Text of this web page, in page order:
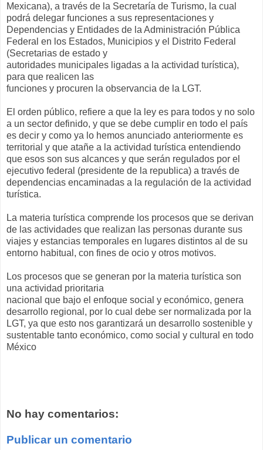
Mexicana), a través de la Secretaría de Turismo, la cual
podrá delegar funciones a sus representaciones y
Dependencias y Entidades de la Administración Pública
Federal en los Estados, Municipios y el Distrito Federal
(Secretarias de estado y
autoridades municipales ligadas a la actividad turística),
para que realicen las
funciones y procuren la observancia de la LGT.
El orden público, refiere a que la ley es para todos y no solo
a un sector definido, y que se debe cumplir en todo el país
es decir y como ya lo hemos anunciado anteriormente es
territorial y que atañe a la actividad turística entendiendo
que esos son sus alcances y que serán regulados por el
ejecutivo federal (presidente de la republica) a través de
dependencias encaminadas a la regulación de la actividad
turística.
La materia turística comprende los procesos que se derivan
de las actividades que realizan las personas durante sus
viajes y estancias temporales en lugares distintos al de su
entorno habitual, con fines de ocio y otros motivos.
Los procesos que se generan por la materia turística son
una actividad prioritaria
nacional que bajo el enfoque social y económico, genera
desarrollo regional, por lo cual debe ser normalizada por la
LGT, ya que esto nos garantizará un desarrollo sostenible y
sustentable tanto económico, como social y cultural en todo
México
No hay comentarios:
Publicar un comentario